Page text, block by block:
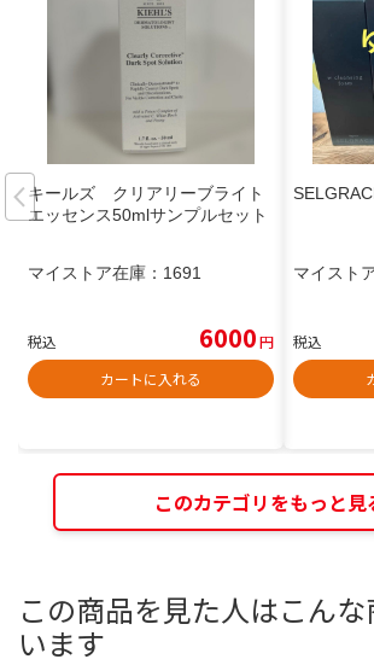
キールズ クリアリーブライト
エッセンス50mlサンプルセット
マイストア在庫： 1691
税込 6000円
カートに入れる
マイスト
税込
このカテゴリをもっと見
この商品を見た人はこん
います